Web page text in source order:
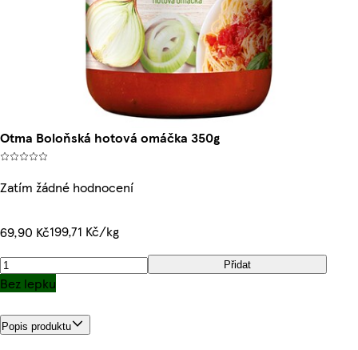
Otma Boloňská hotová omáčka 350g
Zatím žádné hodnocení
69,90 Kč199,71 Kč/kg
Přidat
Bez lepku
Popis produktu